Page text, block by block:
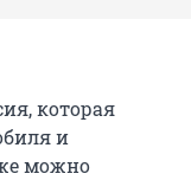
которая
и
можно